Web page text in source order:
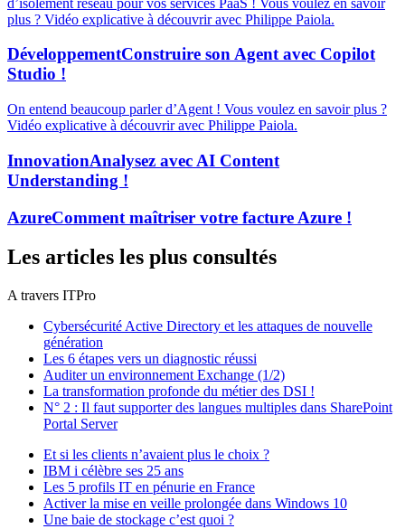
plus ? Vidéo explicative à découvrir avec Philippe Paiola.
DéveloppementConstruire son Agent avec Copilot
Studio !
On entend beaucoup parler d’Agent ! Vous voulez en savoir plus ?
Vidéo explicative à découvrir avec Philippe Paiola.
InnovationAnalysez avec AI Content
Understanding !
AzureComment maîtriser votre facture Azure !
Les articles les plus consultés
A travers ITPro
Cybersécurité Active Directory et les attaques de nouvelle
génération
Les 6 étapes vers un diagnostic réussi
Auditer un environnement Exchange (1/2)
La transformation profonde du métier des DSI !
N° 2 : Il faut supporter des langues multiples dans SharePoint
Portal Server
Et si les clients n’avaient plus le choix ?
IBM i célèbre ses 25 ans
Les 5 profils IT en pénurie en France
Activer la mise en veille prolongée dans Windows 10
Une baie de stockage c’est quoi ?